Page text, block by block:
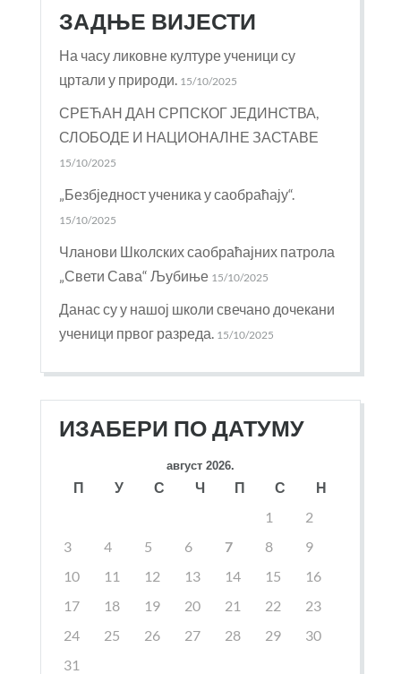
ЗАДЊЕ ВИЈЕСТИ
На часу ликовне културе ученици су
цртали у природи. 15/10/2025
СРЕЋАН ДАН СРПСКОГ ЈЕДИНСТВА,
СЛОБОДЕ И НАЦИОНАЛНЕ ЗАСТАВЕ
15/10/2025
„Безбједност ученика у саобраћају“.
15/10/2025
Чланови Школских саобраћајних патрола
„Свети Сава“ Љубиње 15/10/2025
Данас су у нашој школи свечано дочекани
ученици првог разреда. 15/10/2025
ИЗАБЕРИ ПО ДАТУМУ
август 2026.
П У С Ч П С
Н
1
2
3
4 5 6 7 8
9
10
11 12 13 14 15
16
17
18 19 20 21 22
23
24
25 26 27 28 29
30
31